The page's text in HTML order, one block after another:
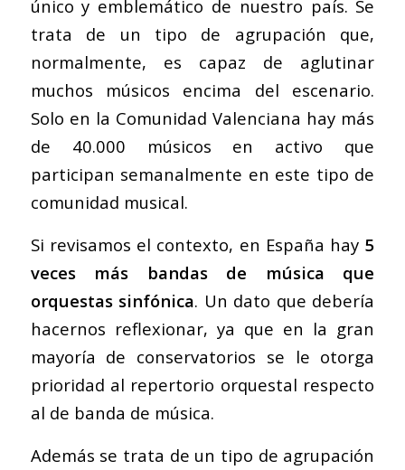
único y emblemático de nuestro país. Se
trata de un tipo de agrupación que,
normalmente, es capaz de aglutinar
muchos músicos encima del escenario.
Solo en la Comunidad Valenciana hay más
de 40.000 músicos en activo que
participan semanalmente en este tipo de
comunidad musical.
Si revisamos el contexto, en España hay 5
veces más bandas de música que
orquestas sinfónica. Un dato que debería
hacernos reflexionar, ya que en la gran
mayoría de conservatorios se le otorga
prioridad al repertorio orquestal respecto
al de banda de música.
Además se trata de un tipo de agrupación